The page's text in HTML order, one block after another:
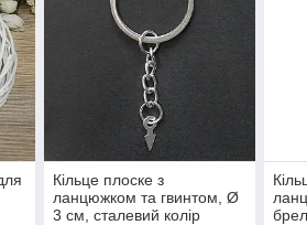
Кільце плоске з
ланцюжком та гвинтом, Ø
3 см, сталевий колір